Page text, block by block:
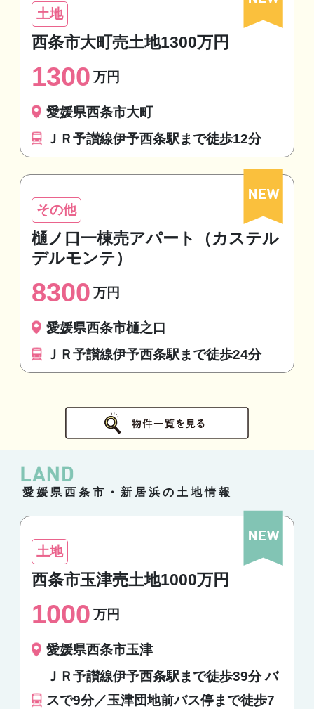
土地
西条市大町売土地1300万円
1300 万円
愛媛県西条市大町
ＪＲ予讃線伊予西条駅まで徒歩12分
その他
樋ノ口一棟売アパート（カステル
デルモンテ）
8300 万円
愛媛県西条市樋之口
ＪＲ予讃線伊予西条駅まで徒歩24分
愛媛県西条市・新居浜の土地情報
土地
西条市玉津売土地1000万円
1000 万円
愛媛県西条市玉津
ＪＲ予讃線伊予西条駅まで徒歩39分 バ
スで9分／玉津団地前バス停まで徒歩7